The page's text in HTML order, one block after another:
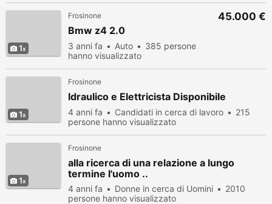
1
Frosinone
Bmw z4 2.0
3 anni fa Auto
385 persone
hanno visualizzato
45.000 €
1
Frosinone
Idraulico e Elettricista Disponibile
4 anni fa Candidati in cerca di lavoro
215
persone hanno visualizzato
1
Frosinone
alla ricerca di una relazione a lungo
termine l'uomo ..
4 anni fa Donne in cerca di Uomini
2010
persone hanno visualizzato